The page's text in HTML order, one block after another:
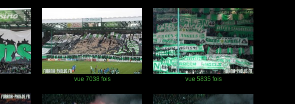
vue 7038 fois vue 5835 fois